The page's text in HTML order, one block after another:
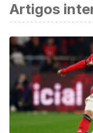
cientificamente.
Reid DJ, Reid
and divergent
Cyberpsychol
10.1089/
Artigos